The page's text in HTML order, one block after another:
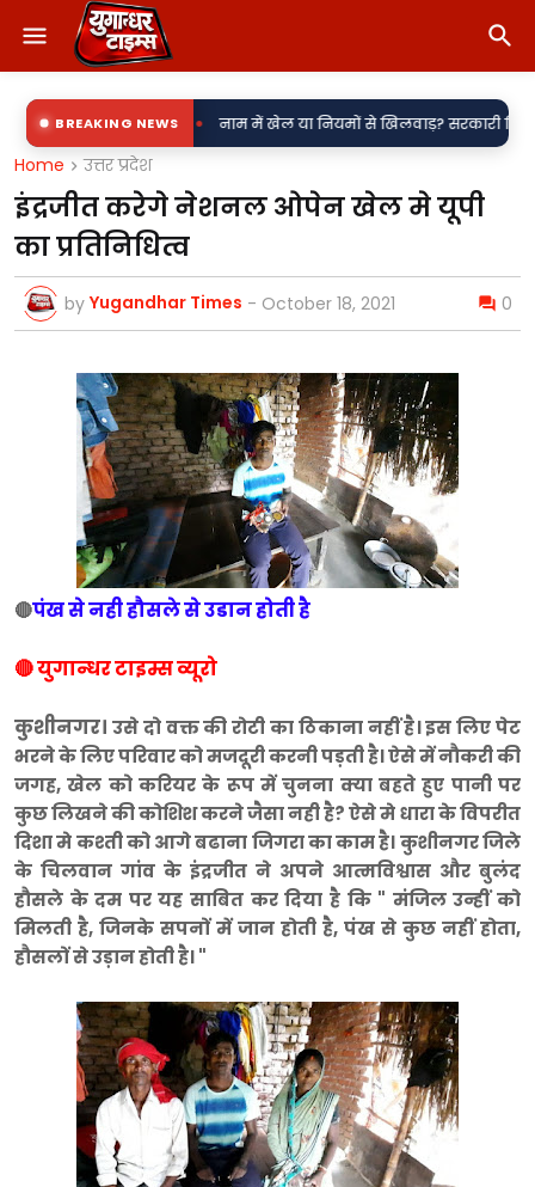
BREAKING NEWS
उपकेंद्र?• नाम में खेल या नियमों से खिलवाड़? सरकारी शिलापट्टों पर 'किरन'
Home उत्तर प्रदेश
इंद्रजीत करेगे नेशनल ओपेन खेल मे यूपी
का प्रतिनिधित्व
by Yugandhar Times - October 18, 2021 0
🔴पंख से नही हौसले से उडान होती है
🔴 युगान्धर टाइम्स व्यूरो
कुशीनगर। उसे दो वक्त की रोटी का ठिकाना नहीं है। इस लिए पेट
भरने के लिए परिवार को मजदूरी करनी पड़ती है। ऐसे में नौकरी की
जगह, खेल को करियर के रूप में चुनना क्या बहते हुए पानी पर
कुछ लिखने की कोशिश करने जैसा नही है? ऐसे मे धारा के विपरीत
दिशा मे कश्ती को आगे बढाना जिगरा का काम है। कुशीनगर जिले
के चिलवान गांव के इंद्रजीत ने अपने आत्मविश्वास और बुलंद
हौसले के दम पर यह साबित कर दिया है कि " मंजिल उन्हीं को
मिलती है, जिनके सपनों में जान होती है, पंख से कुछ नहीं होता,
हौसलों से उड़ान होती है। "